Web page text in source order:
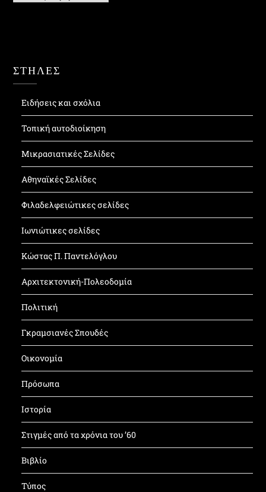
ΣΤΗΛΕΣ
Ειδήσεις και σχόλια
Τοπική αυτοδιοίκηση
Μικρασιατικές Σελίδες
Αθηναϊκές Σελίδες
Φιλαδελφειώτικες σελίδες
Ιωνιώτικες σελίδες
Κώστας Π. Παντελόγλου
Αρχιτεκτονική-Πολεοδομία
Πολιτική
Γκραμσιανές Σπουδές
Οικονομία
Πρόσωπα
Ιστορία
Στιγμές από τα χρόνια του ’60
Βιβλίο
Τύπος